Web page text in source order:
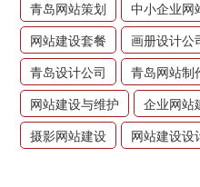
青岛网站策划 中小企业网
网站建设套餐 画册设计公
青岛设计公司 青岛网站制
网站建设与维护 企业网站
摄影网站建设 网站建设设